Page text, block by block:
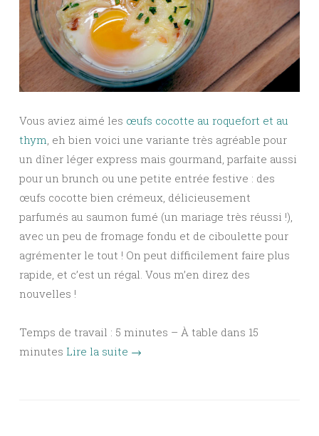
Vous aviez aimé les œufs cocotte au roquefort et au
thym, eh bien voici une variante très agréable pour
un dîner léger express mais gourmand, parfaite aussi
pour un brunch ou une petite entrée festive : des
œufs cocotte bien crémeux, délicieusement
parfumés au saumon fumé (un mariage très réussi !),
avec un peu de fromage fondu et de ciboulette pour
agrémenter le tout ! On peut difficilement faire plus
rapide, et c’est un régal. Vous m’en direz des
nouvelles !
Temps de travail : 5 minutes – À table dans 15
minutes Lire la suite →